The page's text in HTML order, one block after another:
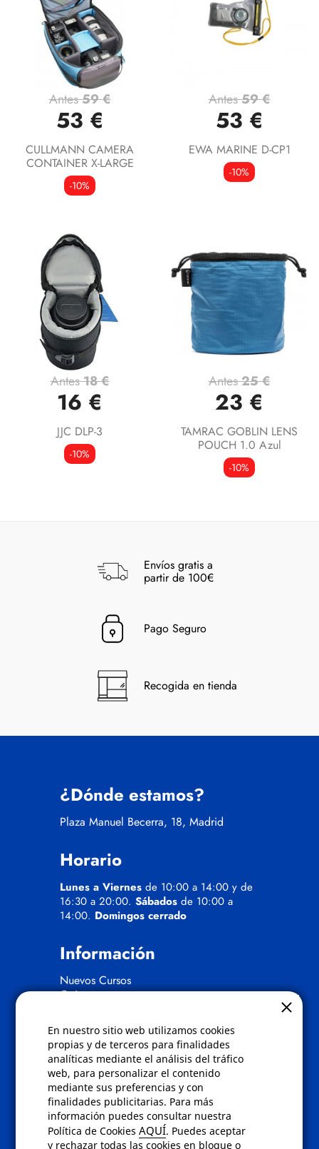
En nuestro sitio web utilizamos cookies
propias y de terceros para finalidades
analíticas mediante el análisis del tráfico
web, para personalizar el contenido
mediante sus preferencias y con
finalidades publicitarias. Para más
información puedes consultar nuestra
Política de CookiesAQUÍ. Puedes aceptar
y rechazar todas las cookies en bloque o
Antes59 €
53 €
CULLMANN CAMERA
CONTAINER X-LARGE
-10%
Antes59 €
53 €
EWA MARINE D-CP1
-10%
Antes18 €
16 €
JJC DLP-3
-10%
Antes25 €
23 €
TAMRAC GOBLIN LENS
POUCH 1.0 Azul
-10%
Envíos gratis a
partir de 100€
Pago Seguro
Recogida en tienda
¿Dónde estamos?
Plaza Manuel Becerra, 18, Madrid
Horario
Lunes a Viernes de 10:00 a 14:00 y de
16:30 a 20:00. Sábados de 10:00 a
14:00. Domingos cerrado
Información
Nuevos Cursos
Quienes somos
Políticas
Condiciones de compra
Aviso de privacidad
Cookies
Bajas comunicados comerciales
Derecho de desistimiento
Preguntas frecuentes